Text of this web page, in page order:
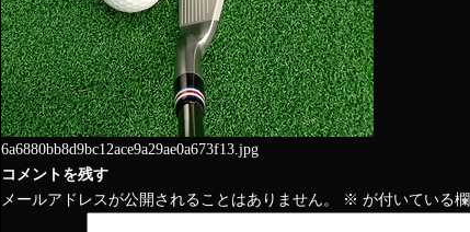
6a6880bb8d9bc12ace9a29ae0a673f13.jpg
コメントを残す
メールアドレスが公開されることはありません。
※ が付いている